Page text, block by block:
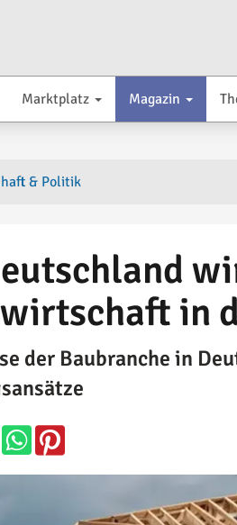
Marktplatz Magazin
& Politik
in
der Baubranche in